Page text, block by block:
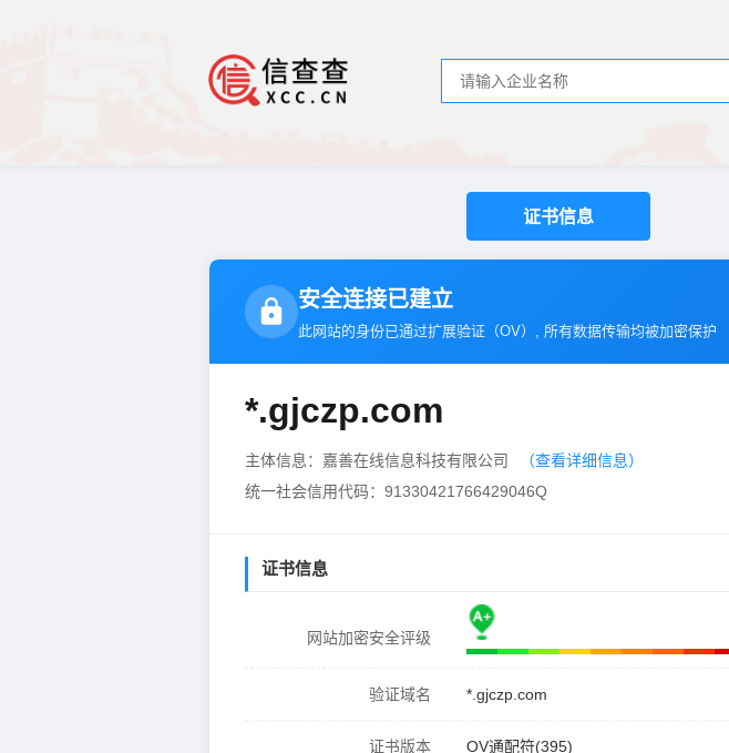
证书信息
安全连接已建立
此网站的身份已通过扩展验证（OV）, 所有数据传输均被加密保护
*.gjczp.com
主体信息：嘉善在线信息科技有限公司
（查看详细信息）
统一社会信用代码：91330421766429046Q
证书信息
网站加密安全评级
验证域名 *.gjczp.com
证书版本 OV通配符(395)